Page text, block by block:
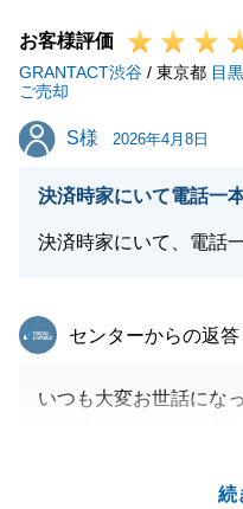
お客様評価
GRANTACT渋谷 / 東京都 目
ご売却
S様
S様 2026年4月8日
決済時家にいて電話一
決済時家にいて、電話
続
東急リバブル
センターからの返答
いつも大変お世話にな
「決済時、家にいて電